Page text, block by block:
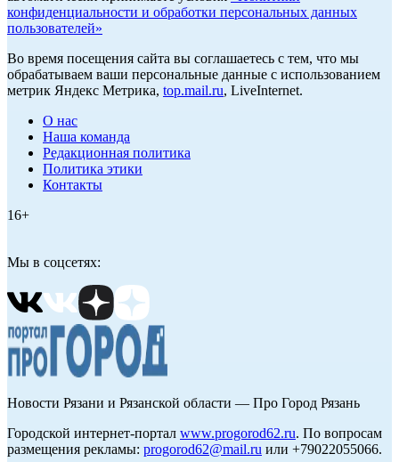
конфиденциальности и обработки персональных данных
пользователей»
Во время посещения сайта вы соглашаетесь с тем, что мы
обрабатываем ваши персональные данные с использованием
метрик Яндекс Метрика, top.mail.ru, LiveInternet.
О нас
Наша команда
Редакционная политика
Политика этики
Контакты
16+
Мы в соцсетях:
Новости Рязани и Рязанской области — Про Город Рязань
Городской интернет-портал www.progorod62.ru. По вопросам
размещения рекламы: progorod62@mail.ru или +79022055066.